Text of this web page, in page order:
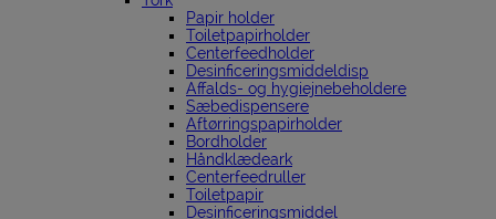
Papir holder
Toiletpapirholder
Centerfeedholder
Desinficeringsmiddeldisp
Affalds- og hygiejnebeholdere
Sæbedispensere
Aftørringspapirholder
Bordholder
Håndklædeark
Centerfeedruller
Toiletpapir
Desinficeringsmiddel